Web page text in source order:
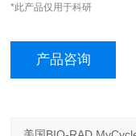
*此产品仅用于科研
产品咨询